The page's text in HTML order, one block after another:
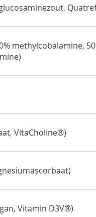
methylcobalamine,
VitaCholine®)
Vitamin D3V®)